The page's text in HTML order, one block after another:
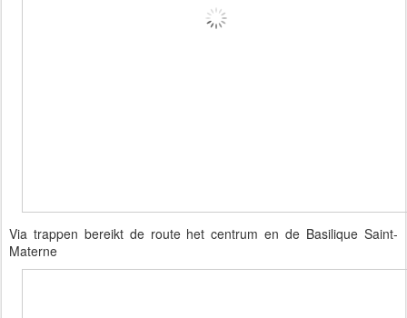
Via trappen bereikt de route het centrum en de Basilique Saint-
Materne